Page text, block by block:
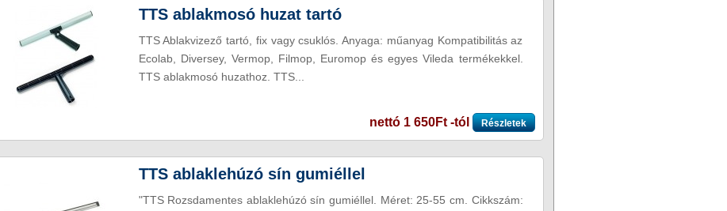
TTS ablakmosó huzat tartó
TTS Ablakvizező tartó, fix vagy csuklós. Anyaga: műanyag Kompatibilitás az
Ecolab, Diversey, Vermop, Filmop, Euromop és egyes Vileda termékekkel.
TTS ablakmosó huzathoz. TTS...
nettó 1 650Ft -tól Részletek
TTS ablaklehúzó sín gumiéllel
"TTS Rozsdamentes ablaklehúzó sín gumiéllel. Méret: 25-55 cm. Cikkszám: